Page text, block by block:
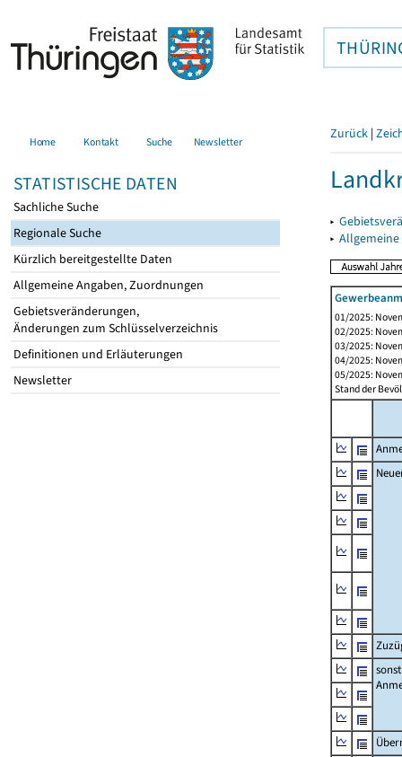
Home Kontakt Suche Newsletter
STATISTISCHE DATEN
Sachliche Suche
Regionale Suche
Kürzlich bereitgestellte Daten
Allgemeine Angaben, Zuordnungen
Gebietsveränderungen,
Änderungen zum Schlüsselverzeichnis
Definitionen und Erläuterungen
Newsletter
Zurück |
▸
▸
01/2025:
02/2025:
03/2025:
04/2025:
05/2025:
Stand der